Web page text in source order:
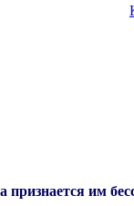
признается им